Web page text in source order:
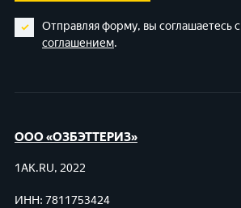
Отправляя форму, вы соглашаетесь с
соглашением.
ООО «ОЗБЭТТЕРИЗ»
1AK.RU, 2022
ИНН: 7811753424